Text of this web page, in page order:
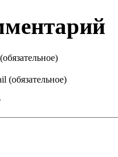
(обязательное)